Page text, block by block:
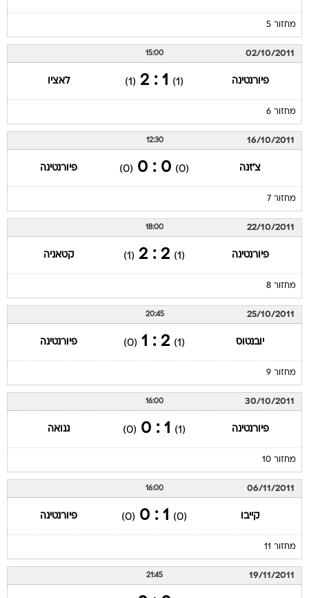
מחזור 5
02/10/2011
15:00
פיורנטינה (1)
1 : 2
(1) לאציו
מחזור 6
16/10/2011
12:30
צ'זנה (0)
0 : 0
(0) פיורנטינה
מחזור 7
22/10/2011
18:00
פיורנטינה (1)
2 : 2
(1) קטאניה
מחזור 8
25/10/2011
20:45
יובנטוס (1)
2 : 1
(0) פיורנטינה
מחזור 9
30/10/2011
16:00
פיורנטינה (1)
1 : 0
(0) גנואה
מחזור 10
06/11/2011
16:00
קייבו (0)
1 : 0
(0) פיורנטינה
מחזור 11
19/11/2011
21:45